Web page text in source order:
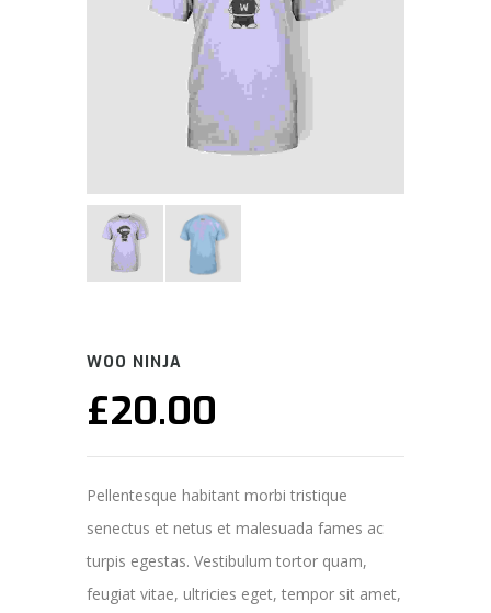
WOO NINJA
£20.00
Pellentesque habitant morbi tristique
senectus et netus et malesuada fames ac
turpis egestas. Vestibulum tortor quam,
feugiat vitae, ultricies eget, tempor sit amet,